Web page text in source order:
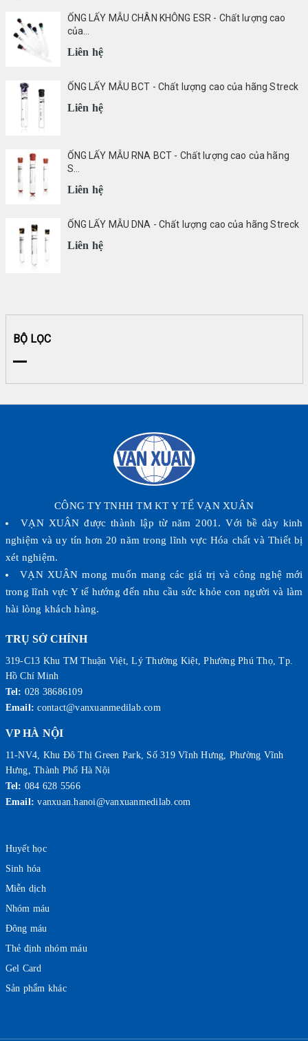
ERBALACHEMA
|
SIFIN
SFRI
|
ABBOTT
|
ỐNG LẤY MẪU CHÂN KHÔNG ESR - Chất lượng cao
của...
Liên hệ
ỐNG LẤY MẪU BCT - Chất lượng cao của hãng Streck
Liên hệ
ỐNG LẤY MẪU RNA BCT - Chất lượng cao của hãng
S...
Liên hệ
ỐNG LẤY MẪU DNA - Chất lượng cao của hãng Streck
Liên hệ
BỘ LỌC
CÔNG TY TNHH TM KT Y TẾ VẠN XUÂN
VẠN XUÂN được thành lập từ năm 2001. Với bề dày kinh
nghiệm và uy tín hơn 20 năm trong lĩnh vực Hóa chất và Thiết bị
xét nghiệm.
VẠN XUÂN mong muốn mang các giá trị và công nghệ mới
trong lĩnh vực Y tế hướng đến nhu cầu sức khỏe con người và làm
hài lòng khách hàng.
TRỤ SỞ CHÍNH
319-C13 Khu TM Thuận Việt, Lý Thường Kiệt, Phường Phú Thọ, Tp.
Hồ Chí Minh
Tel: 028 38686109
Email: contact@vanxuanmedilab.com
VP HÀ NỘI
11-NV4, Khu Đô Thị Green Park, Số 319 Vĩnh Hưng, Phường Vĩnh
Hưng, Thành Phố Hà Nội
Tel: 084 628 5566
Email: vanxuan.hanoi@vanxuanmedilab.com
Huyết học
Sinh hóa
Miễn dịch
Nhóm máu
Đông máu
Thẻ định nhóm máu
Gel Card
Sản phẩm khác